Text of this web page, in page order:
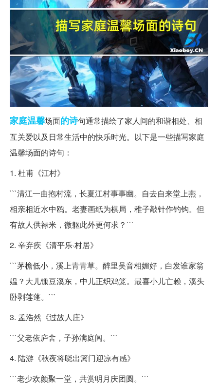
家庭温馨场面的诗句通常描绘了家人间的和谐相处、相
互关爱以及日常生活中的快乐时光。以下是一些描写家庭
温馨场面的诗句：
1. 杜甫《江村》
```清江一曲抱村流，长夏江村事事幽。自去自来堂上燕，
相亲相近水中鸥。老妻画纸为棋局，稚子敲针作钓钩。但
有故人供禄米，微躯此外更何求？```
2. 辛弃疾《清平乐·村居》
```茅檐低小，溪上青青草。醉里吴音相媚好，白发谁家翁
媪？大儿锄豆溪东，中儿正织鸡笼。最喜小儿亡赖，溪头
卧剥莲蓬。```
3. 孟浩然《过故人庄》
```父老依庐舍，子孙满庭闾。```
4. 陆游《秋夜将晓出篱门迎凉有感》
```老少欢颜聚一堂，共赏明月庆团圆。```